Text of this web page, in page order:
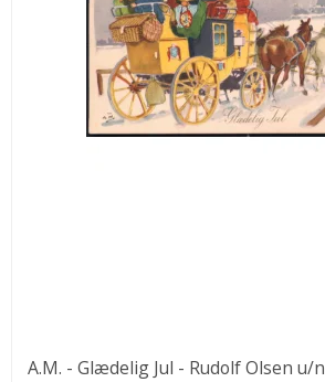
A.M. - Glædelig Jul - Rudolf Olsen u/n